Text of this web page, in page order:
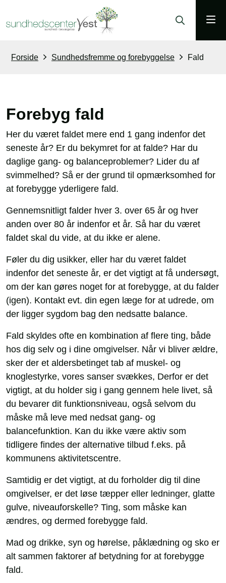
Forside Sundhedsfremme og forebyggelse Fald
Forebyg fald
Her du været faldet mere end 1 gang indenfor det
seneste år? Er du bekymret for at falde? Har du
daglige gang- og balanceproblemer? Lider du af
svimmelhed? Så er der grund til opmærksomhed for
at forebygge yderligere fald.
Gennemsnitligt falder hver 3. over 65 år og hver
anden over 80 år indenfor et år. Så har du været
faldet skal du vide, at du ikke er alene.
Føler du dig usikker, eller har du været faldet
indenfor det seneste år, er det vigtigt at få undersøgt,
om der kan gøres noget for at forebygge, at du falder
(igen). Kontakt evt. din egen læge for at udrede, om
der ligger sygdom bag den nedsatte balance.
Fald skyldes ofte en kombination af flere ting, både
hos dig selv og i dine omgivelser. Når vi bliver ældre,
sker der et aldersbetinget tab af muskel- og
knoglestyrke, vores sanser svækkes, Derfor er det
vigtigt, at du holder sig i gang gennem hele livet, så
du bevarer dit funktionsniveau, også selvom du
måske må leve med nedsat gang- og
balancefunktion. Kan du ikke være aktiv som
tidligere findes der alternative tilbud f.eks. på
kommunens aktivitetscentre.
Samtidig er det vigtigt, at du forholder dig til dine
omgivelser, er det løse tæpper eller ledninger, glatte
gulve, niveauforskelle? Ting, som måske kan
ændres, og dermed forebygge fald.
Mad og drikke, syn og hørelse, påklædning og sko er
alt sammen faktorer af betydning for at forebygge
fald.